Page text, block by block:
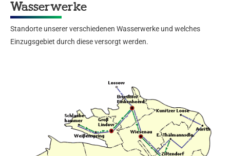
Wasserwerke
Standorte unserer verschiedenen Wasserwerke und welches
Einzugsgebiet durch diese versorgt werden.